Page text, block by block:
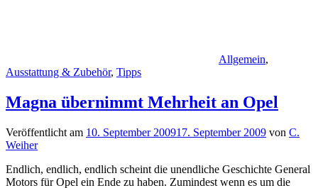
Allgemein,
Ausstattung & Zubehör, Tipps
Magna übernimmt Mehrheit an Opel
Veröffentlicht am 10. September 200917. September 2009 von C.
Weiher
Endlich, endlich, endlich scheint die unendliche Geschichte General
Motors für Opel ein Ende zu haben. Zumindest wenn es um die